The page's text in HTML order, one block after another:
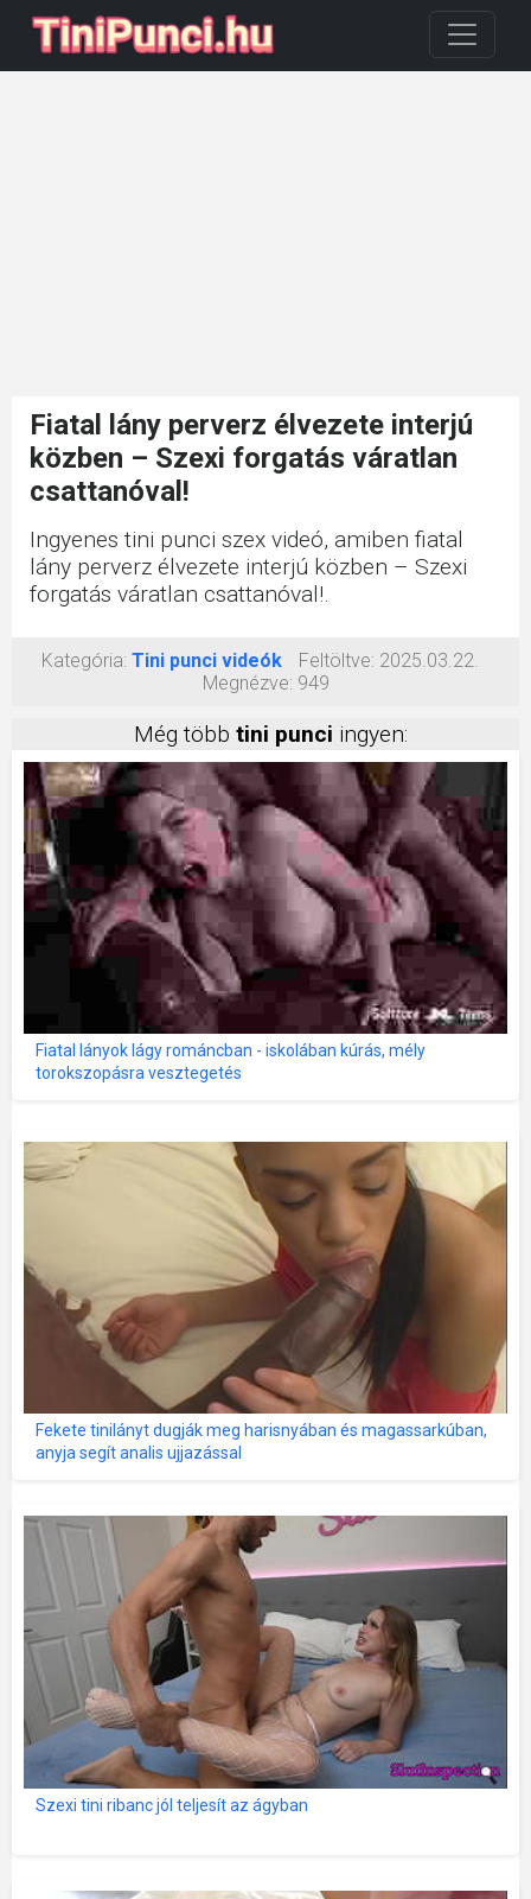
Fiatal lány perverz élvezete interjú
közben – Szexi forgatás váratlan
csattanóval!
Ingyenes tini punci szex videó, amiben fiatal
lány perverz élvezete interjú közben – Szexi
forgatás váratlan csattanóval!.
Kategória: Tini punci videók Feltöltve: 2025.03.22.
Megnézve: 949
Még több tini punci ingyen:
Fiatal lányok lágy románcban - iskolában kúrás, mély
torokszopásra vesztegetés
Fekete tinilányt dugják meg harisnyában és magassarkúban,
anyja segít analis ujjazással
Szexi tini ribanc jól teljesít az ágyban